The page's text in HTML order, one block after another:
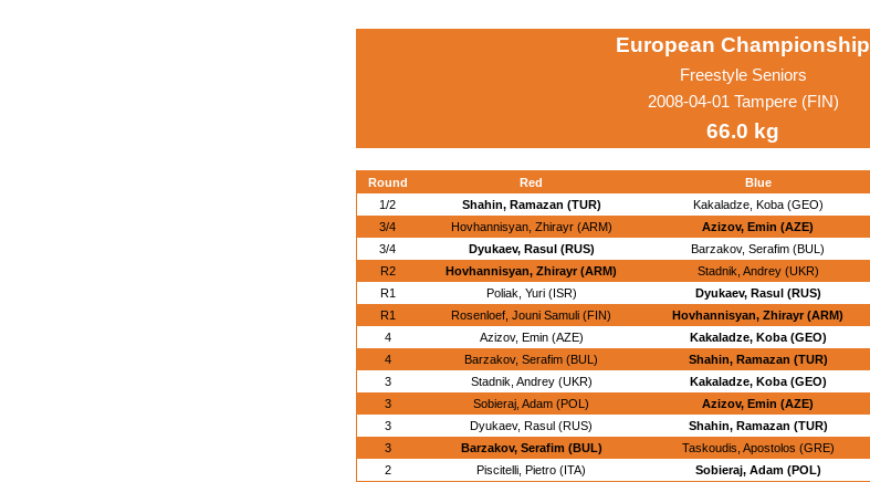
European Championship
Freestyle Seniors
2008-04-01 Tampere (FIN)
66.0 kg
Round
Red Blue
1/2
Shahin, Ramazan (TUR) Kakaladze, Koba (GEO)
3/4
Hovhannisyan, Zhirayr (ARM) Azizov, Emin (AZE)
3/4
Dyukaev, Rasul (RUS) Barzakov, Serafim (BUL)
R2
Hovhannisyan, Zhirayr (ARM) Stadnik, Andrey (UKR)
R1
Poliak, Yuri (ISR) Dyukaev, Rasul (RUS)
R1
Rosenloef, Jouni Samuli (FIN) Hovhannisyan, Zhirayr (ARM)
4
Azizov, Emin (AZE) Kakaladze, Koba (GEO)
4
Barzakov, Serafim (BUL) Shahin, Ramazan (TUR)
3
Stadnik, Andrey (UKR) Kakaladze, Koba (GEO)
3
Sobieraj, Adam (POL) Azizov, Emin (AZE)
3
Dyukaev, Rasul (RUS) Shahin, Ramazan (TUR)
3
Barzakov, Serafim (BUL) Taskoudis, Apostolos (GRE)
2
Piscitelli, Pietro (ITA) Sobieraj, Adam (POL)